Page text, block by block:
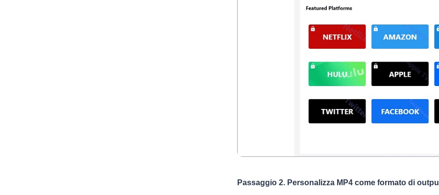
Passaggio 2. Personalizza MP4 come formato di